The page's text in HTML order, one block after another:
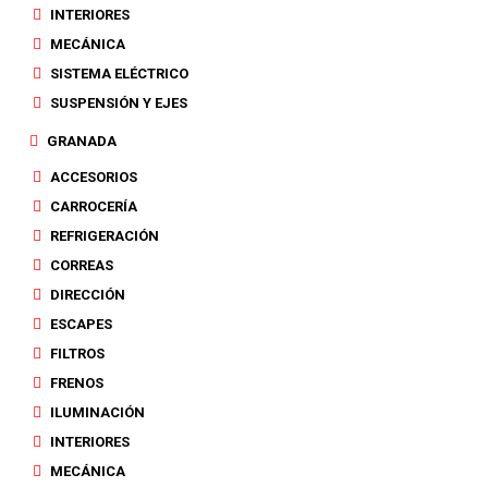
INTERIORES
MECÁNICA
SISTEMA ELÉCTRICO
SUSPENSIÓN Y EJES
GRANADA
ACCESORIOS
CARROCERÍA
REFRIGERACIÓN
CORREAS
DIRECCIÓN
ESCAPES
FILTROS
FRENOS
ILUMINACIÓN
INTERIORES
MECÁNICA